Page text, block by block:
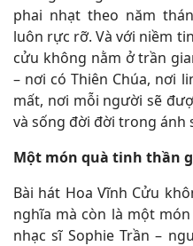
phai nhạt theo năm
luôn rực rỡ. Và với niềm
cửu không nằm ở trần
– nơi có Thiên Chúa, nơi
mất, nơi mỗi người sẽ
và sống đời đời trong ánh
Một món quà tinh thần
Bài hát Hoa Vĩnh Cửu
nghĩa mà còn là một
nhạc sĩ Sophie Trần –